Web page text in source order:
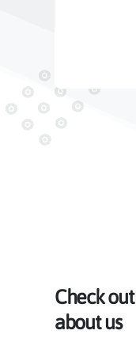
Check
about us